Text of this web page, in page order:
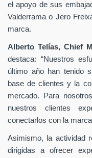
el apoyo de sus
Valderrama o Jero
marca.
Alberto Telías, Chief
destaca: “Nuestros
último año han tenido
base de clientes y la
mercado. Para
nuestros clientes
conectarlos con la
Asimismo, la actividad
dirigidas a ofrecer